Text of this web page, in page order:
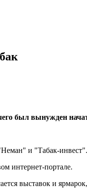
был вынужден
и "Табак-инвест".
интернет-портале.
выставок и